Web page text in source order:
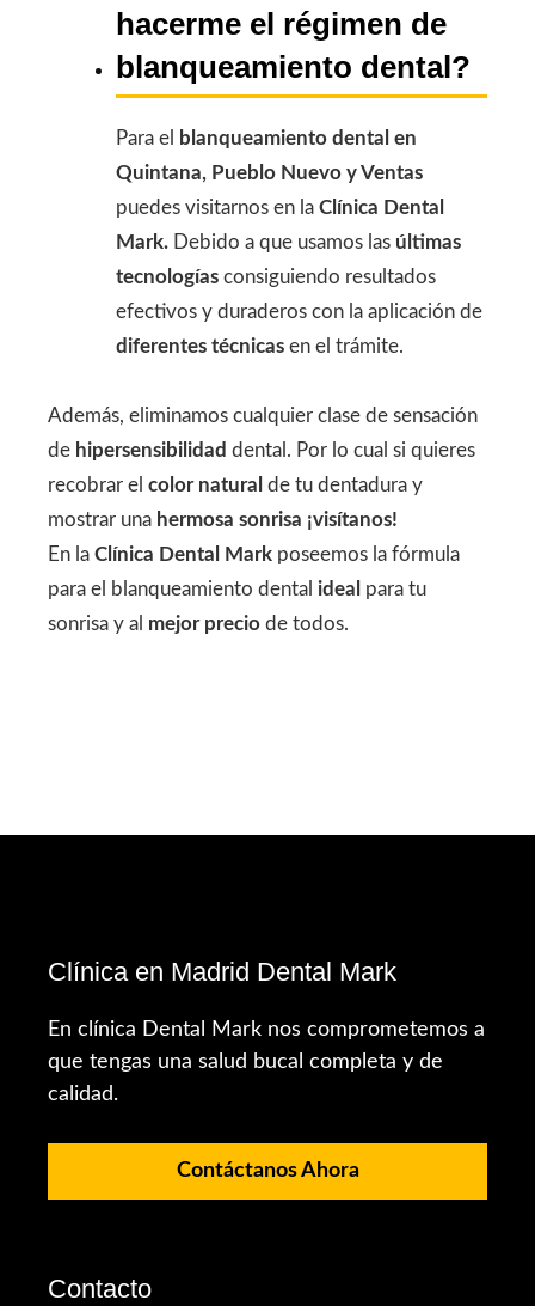
hacerme el régimen de
blanqueamiento dental?
Para el
blanqueamiento dental en
Quintana, Pueblo Nuevo y Ventas
puedes visitarnos en la Clínica Dental
Mark. Debido a que usamos las últimas
tecnologías consiguiendo resultados
efectivos y duraderos con la aplicación de
diferentes técnicas en el trámite.
Además, eliminamos cualquier clase de sensación
de hipersensibilidad dental. Por lo cual si quieres
recobrar el color natural de tu dentadura y
mostrar una hermosa sonrisa ¡visítanos!
En la Clínica Dental Mark poseemos la fórmula
para el blanqueamiento dental ideal para tu
sonrisa y al mejor precio de todos.
Clínica en Madrid Dental Mark
En clínica Dental Mark nos comprometemos a
que tengas una salud bucal completa y de
calidad.
Contáctanos Ahora
Contacto